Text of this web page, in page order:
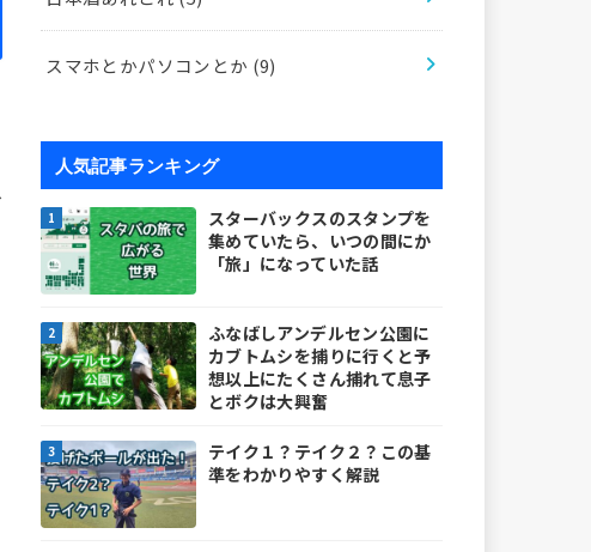
スマホとかパソコンとか (9)
人気記事ランキング
スターバックスのスタンプを
集めていたら、いつの間にか
「旅」になっていた話
ふなばしアンデルセン公園に
カブトムシを捕りに行くと予
想以上にたくさん捕れて息子
とボクは大興奮
テイク１？テイク２？この基
準をわかりやすく解説